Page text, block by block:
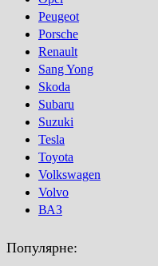
Peugeot
Porsсhe
Renault
Sang Yong
Skoda
Subaru
Suzuki
Tesla
Toyota
Volkswagen
Volvo
ВАЗ
Популярне: